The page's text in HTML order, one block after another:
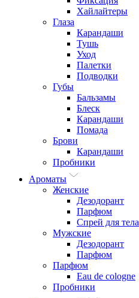
Хайлайтеры
Глаза
Карандаши
Тушь
Уход
Палетки
Подводки
Губы
Бальзамы
Блеск
Карандаши
Помада
Брови
Карандаши
Пробники
Ароматы
Женские
Дезодорант
Парфюм
Спрей для тела
Мужские
Дезодорант
Парфюм
Парфюм
Eau de cologne
Пробники